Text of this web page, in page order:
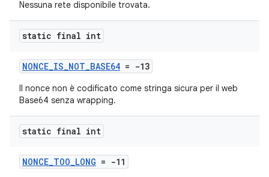
Nessuna rete disponibile trovata.
static final int
NONCE_IS_NOT_BASE64 = -13
Il nonce non è codificato come stringa sicura per il web
Base64 senza wrapping.
static final int
NONCE_TOO_LONG = -11